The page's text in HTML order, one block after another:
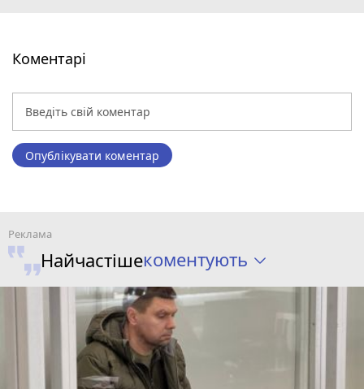
Коментарі
Опублікувати коментар
Найчастішекоментують